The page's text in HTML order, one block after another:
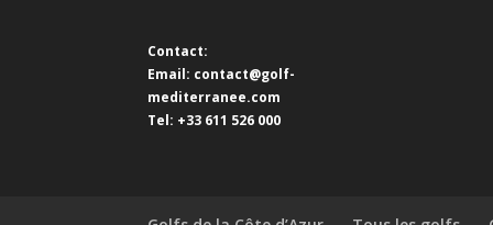
Contact:
Email: contact@golf-
mediterranee.com
Tel: +33 611 526 000